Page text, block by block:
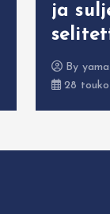
ja
By
28